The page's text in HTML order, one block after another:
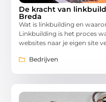
De kracht van
Breda
Wat is linkbuilding en
Linkbuilding is het proces
websites naar je eigen site
Bedrijven